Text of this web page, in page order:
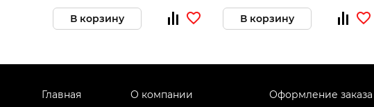
В корзину В корзину
Главная О компании Оформление заказа